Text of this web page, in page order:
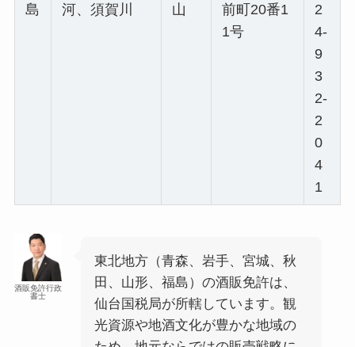
島
河、須賀川
山
前町20番1
1号
2
4-
9
3
2-
2
0
4
1
酒販免許行政
書士
東北地方（青森、岩手、宮城、秋
田、山形、福島）の酒販免許は、
仙台国税局が所轄しています。観
光資源や地酒文化が豊かな地域の